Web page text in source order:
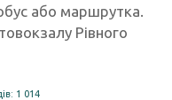
або маршрутка.
Рівного
1 014